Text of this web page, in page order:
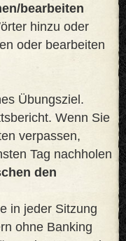
bearbeiten
hinzu oder
oder bearbeiten
Übungsziel.
Wenn Sie
verpassen,
Tag nachholen
den
in jeder Sitzung
ohne Banking